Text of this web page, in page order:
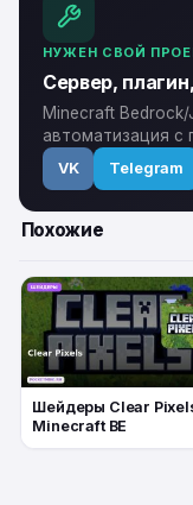
НУЖЕН СВОЙ
Сервер,
Minecraft
автоматизация с
VK Telegram
Похожие
Шейдеры Clear
Minecraft BE